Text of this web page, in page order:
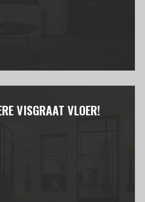
VISGRAAT VLOER!